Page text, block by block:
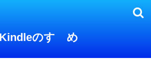
Kindleのすゝめ